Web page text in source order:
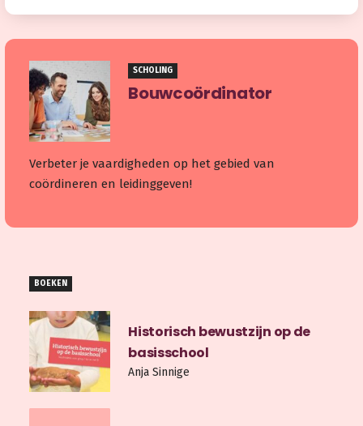
SCHOLING
Bouwcoördinator
Verbeter je vaardigheden op het gebied van
coördineren en leidinggeven!
BOEKEN
Historisch bewustzijn op de
basisschool
Anja Sinnige